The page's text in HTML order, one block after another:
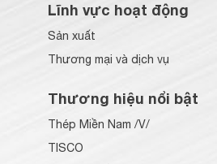
Lĩnh vực hoạt động
Sản xuất
Thương mại và dịch vụ
Thương hiệu nổi bật
Thép Miền Nam /V/
TISCO